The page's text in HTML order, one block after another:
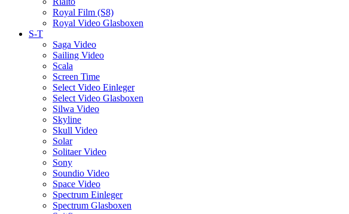
Royal Film (S8)
Royal Video Glasboxen
S-T
Saga Video
Sailing Video
Scala
Screen Time
Select Video Einleger
Select Video Glasboxen
Silwa Video
Skyline
Skull Video
Solar
Solitaer Video
Sony
Soundio Video
Space Video
Spectrum Einleger
Spectrum Glasboxen